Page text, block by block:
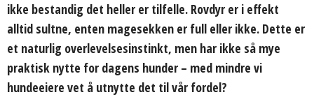
ikke bestandig det heller er tilfelle. Rovdyr er i effekt
alltid sultne, enten magesekken er full eller ikke. Dette er
et naturlig overlevelsesinstinkt, men har ikke så mye
praktisk nytte for dagens hunder – med mindre vi
hundeeiere vet å utnytte det til vår fordel?